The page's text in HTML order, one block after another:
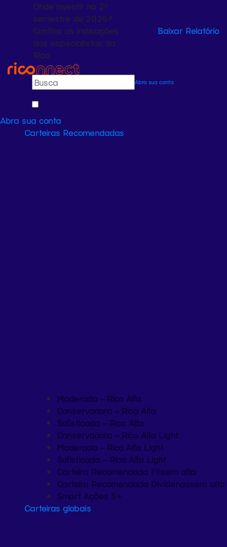
Onde investir no 2º
semestre de 2026?
Confira as indicações
dos especialistas da
Rico
Baixar Relatório
Abra sua conta
Abra sua conta
Carteiras Recomendadas
Moderada – Rico Alfa
Conservadora – Rico Alfa
Sofisticada – Rico Alfa
Conservadora – Rico Alfa Light
Moderada – Rico Alfa Light
Sofisticada – Rico Alfa Light
Carteira Recomendada FIIsem alta
Carteira Recomendada Dividendosem alta
Smart Ações 5+
Carteiras globais